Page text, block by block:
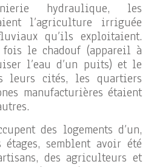
hydraulique, les
l’agriculture irriguée
qu’ils exploitaient.
le chadouf (appareil à
l’eau d’un puits) et le
leurs cités, les quartiers
manufacturières étaient
des logements d’un,
semblent avoir été
des agriculteurs et